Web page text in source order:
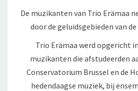
De muzikanten van Trio Erämaa
door de geluidsgebieden van de
Trio Erämaa werd opgericht
muzikanten die afstudeerden
Conservatorium Brussel en de
hedendaagse muziek, bij